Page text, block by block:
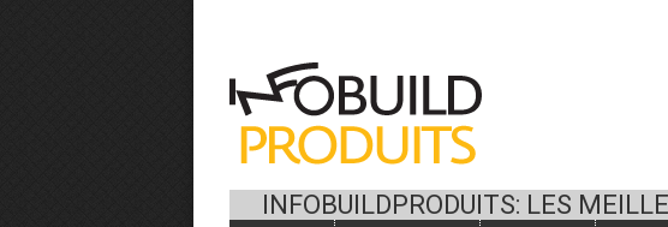
INFOBUILDPRODUITS: LES